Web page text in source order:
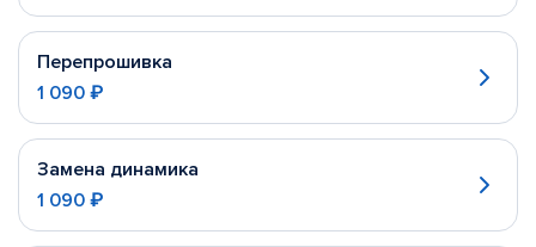
Перепрошивка
1 090 ₽
Замена динамика
1 090 ₽